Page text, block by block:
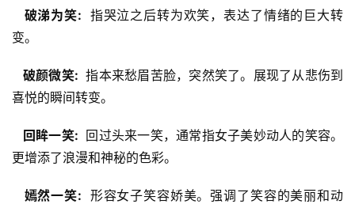
  破涕为笑:
指哭泣之后转为欢笑，表达了情绪的巨大转
变。
  破颜微笑:
指本来愁眉苦脸，突然笑了。展现了从悲伤到
喜悦的瞬间转变。
  回眸一笑:
回过头来一笑，通常指女子美妙动人的笑容。
更增添了浪漫和神秘的色彩。
  嫣然一笑:
形容女子笑容娇美。强调了笑容的美丽和动